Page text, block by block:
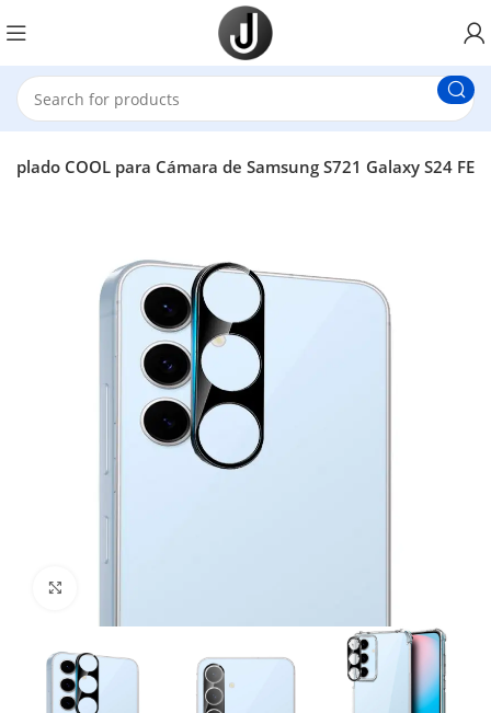
COOL para Cámara de Samsung S721 Galaxy S24 FE